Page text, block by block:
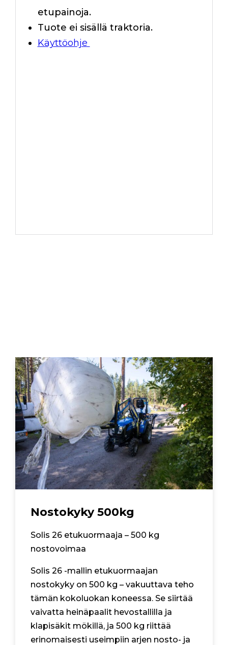
etupainoja.
Tuote ei sisällä traktoria.
Käyttöohje
Nostokyky 500kg
Solis 26 etukuormaaja – 500 kg
nostovoimaa
Solis 26 -mallin etukuormaajan
nostokyky on 500 kg – vakuuttava teho
tämän kokoluokan koneessa. Se siirtää
vaivatta heinäpaalit hevostallilla ja
klapisäkit mökillä, ja 500 kg riittää
erinomaisesti useimpiin arjen nosto- ja